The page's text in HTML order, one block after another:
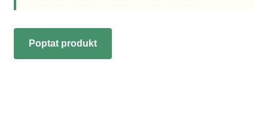
Poptat produkt